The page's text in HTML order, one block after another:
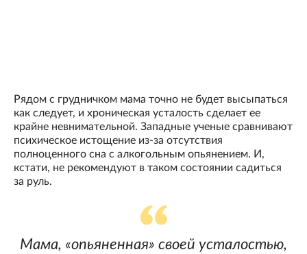
Рядом с грудничком мама точно не будет высыпаться
как следует, и хроническая усталость сделает ее
крайне невнимательной. Западные ученые сравнивают
психическое истощение из-за отсутствия
полноценного сна с алкогольным опьянением. И,
кстати, не рекомендуют в таком состоянии садиться
за руль.
Мама, «опьяненная» своей усталостью,